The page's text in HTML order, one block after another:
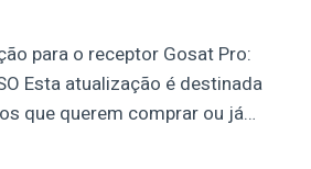
para o receptor Gosat Pro:
Esta atualização é destinada
que querem comprar ou já…